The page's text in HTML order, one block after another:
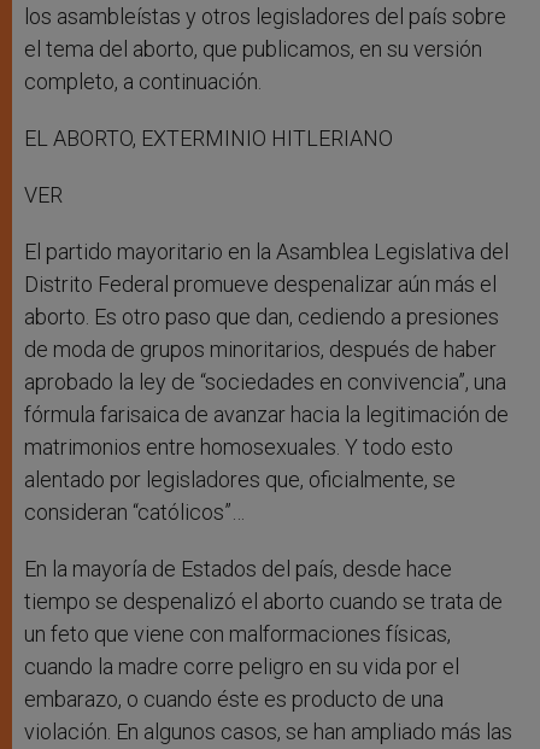
los asambleístas y otros legisladores del país sobre
el tema del aborto, que publicamos, en su versión
completo, a continuación.
EL ABORTO, EXTERMINIO HITLERIANO
VER
El partido mayoritario en la Asamblea Legislativa del
Distrito Federal promueve despenalizar aún más el
aborto. Es otro paso que dan, cediendo a presiones
de moda de grupos minoritarios, después de haber
aprobado la ley de “sociedades en convivencia”, una
fórmula farisaica de avanzar hacia la legitimación de
matrimonios entre homosexuales. Y todo esto
alentado por legisladores que, oficialmente, se
consideran “católicos”…
En la mayoría de Estados del país, desde hace
tiempo se despenalizó el aborto cuando se trata de
un feto que viene con malformaciones físicas,
cuando la madre corre peligro en su vida por el
embarazo, o cuando éste es producto de una
violación. En algunos casos, se han ampliado más las